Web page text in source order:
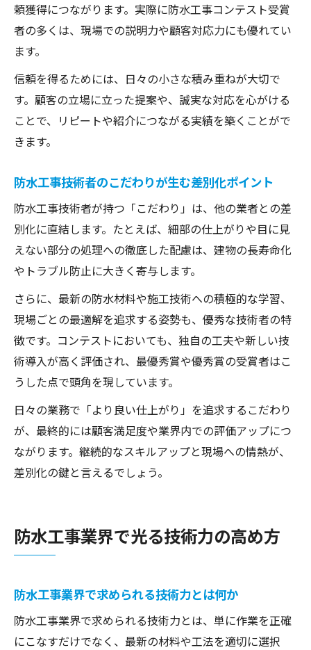
頼獲得につながります。実際に防水工事コンテスト受賞
者の多くは、現場での説明力や顧客対応力にも優れてい
ます。
信頼を得るためには、日々の小さな積み重ねが大切で
す。顧客の立場に立った提案や、誠実な対応を心がける
ことで、リピートや紹介につながる実績を築くことがで
きます。
防水工事技術者のこだわりが生む差別化ポイント
防水工事技術者が持つ「こだわり」は、他の業者との差
別化に直結します。たとえば、細部の仕上がりや目に見
えない部分の処理への徹底した配慮は、建物の長寿命化
やトラブル防止に大きく寄与します。
さらに、最新の防水材料や施工技術への積極的な学習、
現場ごとの最適解を追求する姿勢も、優秀な技術者の特
徴です。コンテストにおいても、独自の工夫や新しい技
術導入が高く評価され、最優秀賞や優秀賞の受賞者はこ
うした点で頭角を現しています。
日々の業務で「より良い仕上がり」を追求するこだわり
が、最終的には顧客満足度や業界内での評価アップにつ
ながります。継続的なスキルアップと現場への情熱が、
差別化の鍵と言えるでしょう。
防水工事業界で光る技術力の高め方
防水工事業界で求められる技術力とは何か
防水工事業界で求められる技術力とは、単に作業を正確
にこなすだけでなく、最新の材料や工法を適切に選択